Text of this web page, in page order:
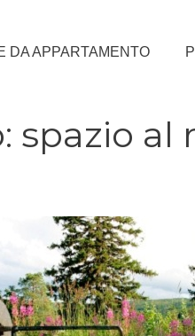
DA APPARTAMENTO
spazio al